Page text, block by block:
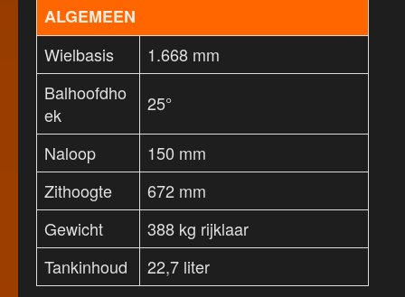
ALGEMEEN
Wielbasis
1.668 mm
Balhoofdho
ek
25°
Naloop
150 mm
Zithoogte
672 mm
Gewicht
388 kg rijklaar
Tankinhoud
22,7 liter